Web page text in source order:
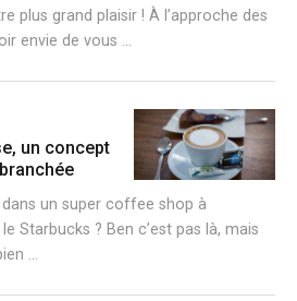
plus grand plaisir ! À l’approche des
envie de vous …
un concept
un super coffee shop à
Starbucks ? Ben c’est pas là, mais
…